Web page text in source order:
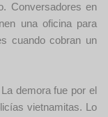
Conversadores en
una oficina para
cuando cobran un
demora fue por el
vietnamitas. Lo